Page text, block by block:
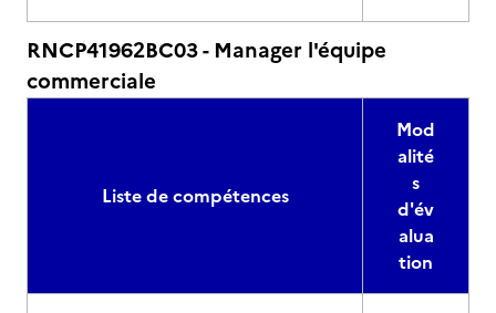
RNCP41962BC03 - Manager l'équipe
commerciale
Liste de compétences
Mod
alité
s
d'év
alua
tion